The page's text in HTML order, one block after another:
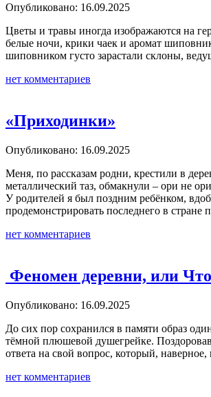
Опубликовано: 16.09.2025
Цветы и травы иногда изображаются на
белые ночи, крики чаек и аромат
шиповником густо зарастали склоны,
нет комментариев
«Приходинки»
Опубликовано: 16.09.2025
Меня, по рассказам родни, крестили в
металлический таз, обмакнули – ори не
У родителей я был поздним ребёнком,
продемонстрировать последнего в
нет комментариев
Феномен деревни, или
Опубликовано: 16.09.2025
До сих пор сохранился в памяти образ
тёмной плюшевой душегрейке.
ответа на свой вопрос, который,
нет комментариев